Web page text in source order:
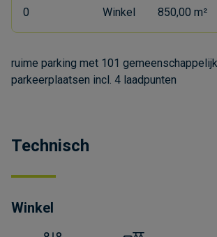
0 Winkel 850,00 m²
ruime parking met 101
parkeerplaatsen incl. 4 laadpunten
Technisch
Winkel